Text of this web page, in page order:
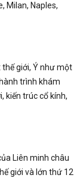
Milan, Naples,
giới, Ý như một
trình khám
kiến trúc cổ kính,
Liên minh châu
giới và lớn thứ 12